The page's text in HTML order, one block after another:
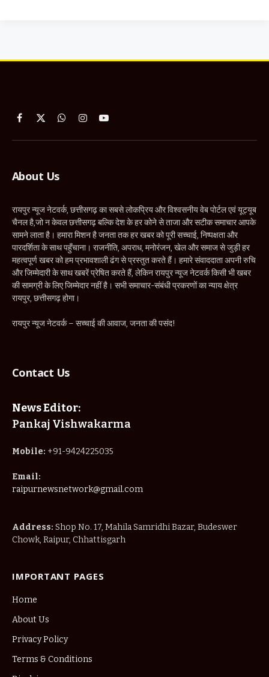
Facebook
X
WhatsApp
InstagramYouTube
About Us
रायपुर न्यूज नेटवर्क, छत्तीसगढ़ का सबसे लोकप्रिय और विश्वसनीय वेब पोर्टल एवं यूट्यूब
चैनल है,जो न केवल छत्तीसगढ़ बल्कि देश के हर कोने से ताजा और सटीक समाचार आपके
सामने लाता है। हमारा मिशन है जनता तक हर खबर को पूरी सच्चाई, निष्पक्षता और
पारदर्शिता के साथ पहुँचाना। राजनीति, अपराध, मनोरंजन, खेल और समाज से जुड़ी हर
महत्वपूर्ण खबर को हम प्रभावशाली ढंग से प्रस्तुत करते हैं। हमारे संवाददाता अपनी रुचि
और जिम्मेदारी के साथ खबरें प्रेषित करते हैं, लेकिन रायपुर न्यूज नेटवर्क किसी भी खबर
की सामग्री के लिए जिम्मेदार नहीं है। सभी समाचार-संबंधी प्रकरणों का न्याय क्षेत्र
रायपुर, छत्तीसगढ़ होगा।
रायपुर न्यूज नेटवर्क – सच्चाई की आवाज, जनता की पसंद!
Contact Us
News Editor:
Pankaj Vishwakarma
Mobile: +91-9424225035
Email:
raipurnewsnetwork@gmail.com
Address: Shop No. 17, Mahila Samridhi Bazar, Budeswer
Chowk, Raipur, Chhattisgarh
IMPORTANT PAGES
Home
About Us
Privacy Policy
Terms & Conditions